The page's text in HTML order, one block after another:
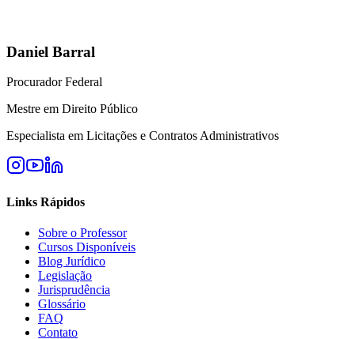
Daniel Barral
Procurador Federal
Mestre em Direito Público
Especialista em Licitações e Contratos Administrativos
Links Rápidos
Sobre o Professor
Cursos Disponíveis
Blog Jurídico
Legislação
Jurisprudência
Glossário
FAQ
Contato